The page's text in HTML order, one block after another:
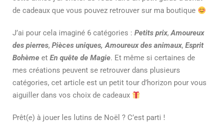
de cadeaux que vous pouvez retrouver sur ma boutique
J’ai pour cela imaginé 6 catégories : Petits prix,Amoureux
des pierres, Pièces uniques, Amoureux des animaux, Esprit
Bohème et En quête de Magie. Et même si certaines de
mes créations peuvent se retrouver dans plusieurs
catégories, cet article est un petit tour d’horizon pour vous
aiguiller dans vos choix de cadeaux
Prêt(e) à jouer les lutins de Noël ? C’est parti !